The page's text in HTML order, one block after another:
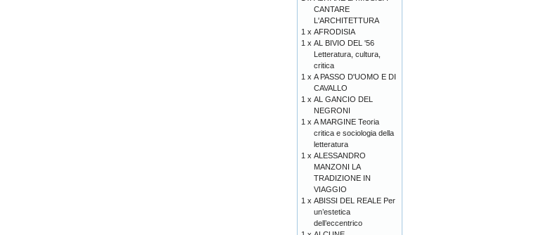
CANTARE
L'ARCHITETTURA
1 x AFRODISIA
1 x AL BIVIO DEL '56
Letteratura, cultura,
critica
1 x A PASSO D'UOMO E DI
CAVALLO
1 x AL GANCIO DEL
NEGRONI
1 x A MARGINE Teoria
critica e sociologia della
letteratura
1 x ALESSANDRO
MANZONI LA
TRADIZIONE IN
VIAGGIO
1 x ABISSI DEL REALE Per
un’estetica
dell’eccentrico